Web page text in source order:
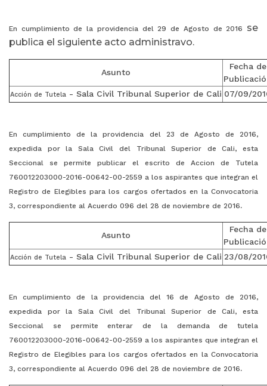
En cumplimiento de la providencia del 29 de Agosto de 2016
se
publica el siguiente acto administravo.
Asunto
Fecha de
Acción de Tutela - Sala Civil Tribunal Superior de Cali 07/09/
En cumplimiento de la providencia del 23 de Agosto de 2016,
expedida por la Sala Civil del Tribunal Superior de Cali, esta
Seccional se permite publicar el escrito de Accion de Tutela
760012203000-2016-00642-00-2559 a los aspirantes que integran el
Registro de Elegibles para los cargos ofertados en la Convocatoria
3, correspondiente al Acuerdo 096 del 28 de noviembre de 2016.
Asunto
Fecha de
Acción de Tutela - Sala Civil Tribunal Superior de Cali 23/08/
En cumplimiento de la providencia del 16 de Agosto de 2016,
expedida por la Sala Civil del Tribunal Superior de Cali, esta
Seccional se permite enterar de la demanda de tutela
760012203000-2016-00642-00-2559 a los aspirantes que integran el
Registro de Elegibles para los cargos ofertados en la Convocatoria
3, correspondiente al Acuerdo 096 del 28 de noviembre de 2016.